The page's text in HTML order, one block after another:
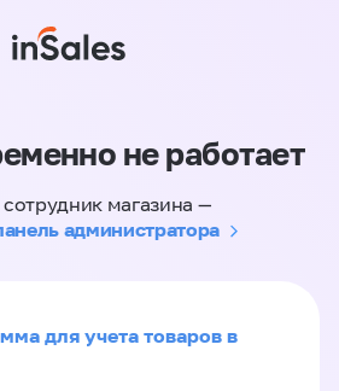
не работает
магазина —
администратора
для учета товаров в